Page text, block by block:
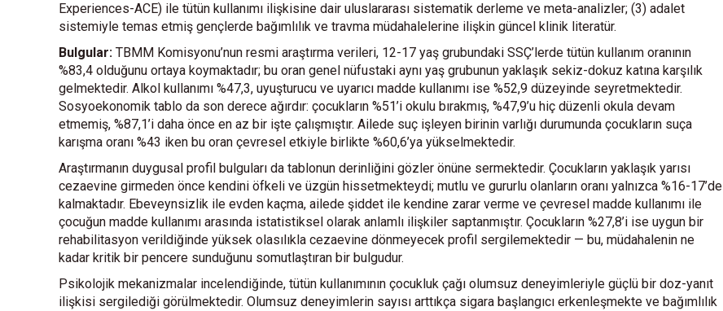
Experiences-ACE) ile tütün kullanımı ilişkisine dair uluslararası sistematik derleme ve meta-analizler; (3) adalet
sistemiyle temas etmiş gençlerde bağımlılık ve travma müdahalelerine ilişkin güncel klinik literatür.
Bulgular: TBMM Komisyonu’nun resmi araştırma verileri, 12-17 yaş grubundaki SSÇ’lerde tütün kullanım oranının
%83,4 olduğunu ortaya koymaktadır; bu oran genel nüfustaki aynı yaş grubunun yaklaşık sekiz-dokuz katına karşılık
gelmektedir. Alkol kullanımı %47,3, uyuşturucu ve uyarıcı madde kullanımı ise %52,9 düzeyinde seyretmektedir.
Sosyoekonomik tablo da son derece ağırdır: çocukların %51’i okulu bırakmış, %47,9’u hiç düzenli okula devam
etmemiş, %87,1’i daha önce en az bir işte çalışmıştır. Ailede suç işleyen birinin varlığı durumunda çocukların suça
karışma oranı %43 iken bu oran çevresel etkiyle birlikte %60,6’ya yükselmektedir.
Araştırmanın duygusal profil bulguları da tablonun derinliğini gözler önüne sermektedir. Çocukların yaklaşık yarısı
cezaevine girmeden önce kendini öfkeli ve üzgün hissetmekteydi; mutlu ve gururlu olanların oranı yalnızca %16-17’de
kalmaktadır. Ebeveynsizlik ile evden kaçma, ailede şiddet ile kendine zarar verme ve çevresel madde kullanımı ile
çocuğun madde kullanımı arasında istatistiksel olarak anlamlı ilişkiler saptanmıştır. Çocukların %27,8’i ise uygun bir
rehabilitasyon verildiğinde yüksek olasılıkla cezaevine dönmeyecek profil sergilemektedir — bu, müdahalenin ne
kadar kritik bir pencere sunduğunu somutlaştıran bir bulgudur.
Psikolojik mekanizmalar incelendiğinde, tütün kullanımının çocukluk çağı olumsuz deneyimleriyle güçlü bir doz-yanıt
ilişkisi sergilediği görülmektedir. Olumsuz deneyimlerin sayısı arttıkça sigara başlangıcı erkenleşmekte ve bağımlılık